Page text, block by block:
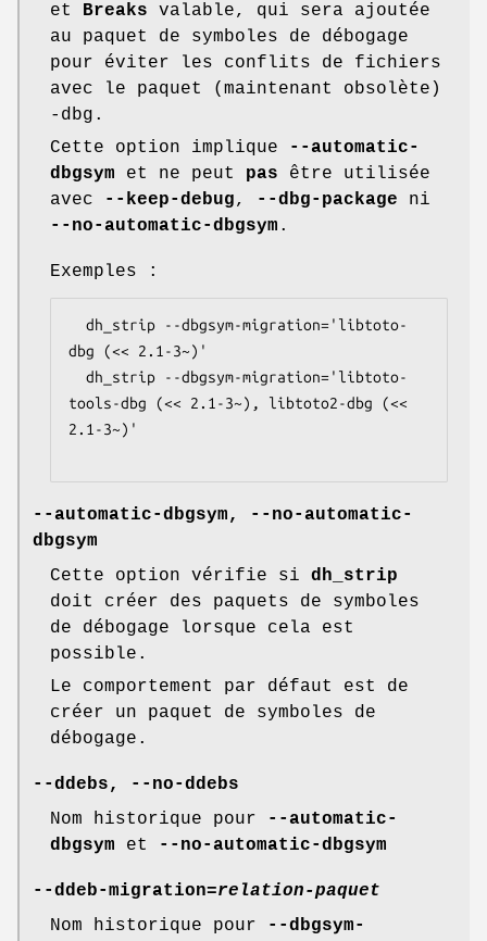
et Breaks valable, qui sera ajoutée
au paquet de symboles de débogage
pour éviter les conflits de fichiers
avec le paquet (maintenant obsolète)
-dbg.
Cette option implique
--automatic-
dbgsym et ne peut pas être utilisée
avec
--keep-debug, --dbg-package ni
--no-automatic-dbgsym .
Exemples :
dbg (<< 2.1-3~)'
tools-dbg (<< 2.1-3~), libtoto2-dbg (<<
2.1-3~)'
--automatic-dbgsym,
--no-automatic-
dbgsym
Cette option vérifie si dh_strip
doit créer des paquets de symboles
de débogage lorsque cela est
possible.
Le comportement par défaut est de
créer un paquet de symboles de
débogage.
--ddebs,
--no-ddebs
Nom historique pour
--automatic-
dbgsym et --no-automatic-dbgsym
--ddeb-migration=relation-paquet
Nom historique pour
--dbgsym-